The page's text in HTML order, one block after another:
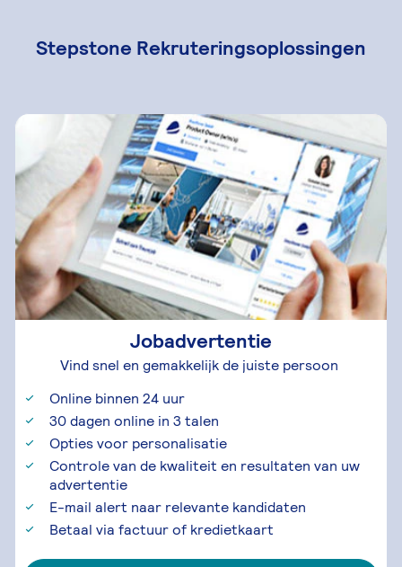
Stepstone Rekruteringsoplossingen
Jobadvertentie
Vind snel en gemakkelijk de juiste persoon
Online binnen 24 uur
30 dagen online in 3 talen
Opties voor personalisatie
Controle van de kwaliteit en resultaten van uw
advertentie
E-mail alert naar relevante kandidaten
Betaal via factuur of kredietkaart